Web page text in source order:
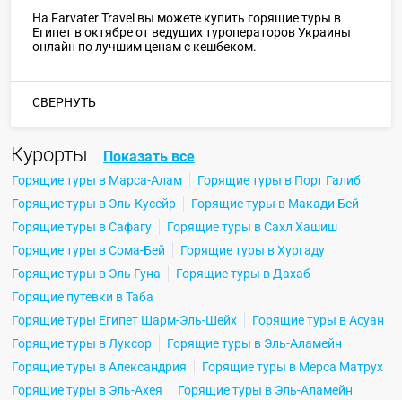
На Farvater Travel вы можете купить горящие туры в
Египет в октябре от ведущих туроператоров Украины
онлайн по лучшим ценам с кешбеком.
СВЕРНУТЬ
Курорты Показать все
Горящие туры в Марса-Алам
Горящие туры в Порт Галиб
Горящие туры в Эль-Кусейр
Горящие туры в Макади Бей
Горящие туры в Сафагу
Горящие туры в Сахл Хашиш
Горящие туры в Сома-Бей
Горящие туры в Хургаду
Горящие туры в Эль Гуна
Горящие туры в Дахаб
Горящие путевки в Таба
Горящие туры Египет Шарм-Эль-Шейх
Горящие туры в Асуан
Горящие туры в Луксор
Горящие туры в Эль-Аламейн
Горящие туры в Александрия
Горящие туры в Мерса Матрух
Горящие туры в Эль-Ахея
Горящие туры в Эль-Аламейн